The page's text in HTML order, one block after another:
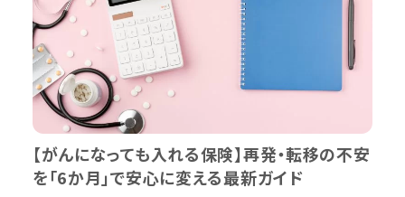
【がんになっても入れる保険】再発・転移の不安
を「6か月」で安心に変える最新ガイド